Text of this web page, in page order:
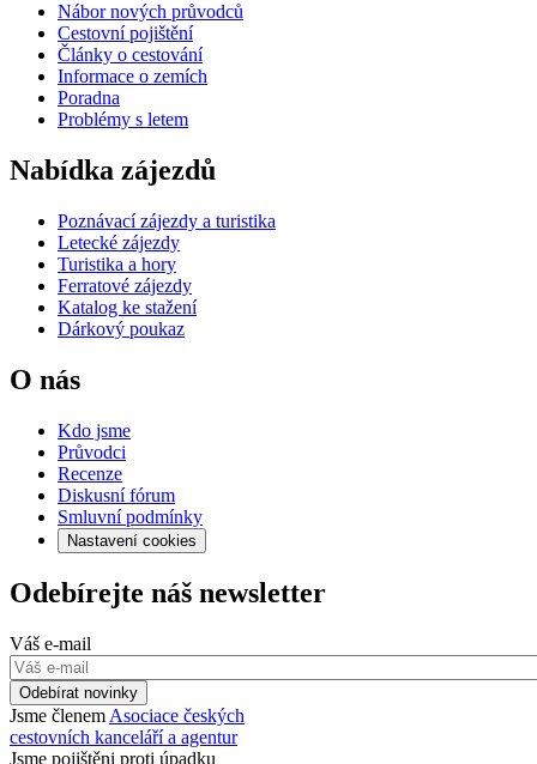
Nábor nových průvodců
Cestovní pojištění
Články o cestování
Informace o zemích
Poradna
Problémy s letem
Nabídka zájezdů
Poznávací zájezdy a turistika
Letecké zájezdy
Turistika a hory
Ferratové zájezdy
Katalog ke stažení
Dárkový poukaz
O nás
Kdo jsme
Průvodci
Recenze
Diskusní fórum
Smluvní podmínky
Nastavení cookies
Odebírejte náš newsletter
Váš e-mail
Odebírat novinky
Jsme členem Asociace českých
cestovních kanceláří a agentur
Jsme pojištěni proti úpadku